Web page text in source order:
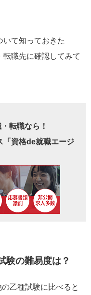
いて知っておきた
職先に確認してみて
転職なら！
「資格de就職エージ
験の難易度は？
乙種試験に比べると